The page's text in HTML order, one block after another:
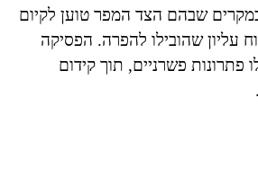
שבהם הצד המפר טוען לקיום
עליון שהובילו להפרה. הפסיקה
פתרונות פשרניים, תוך קידום